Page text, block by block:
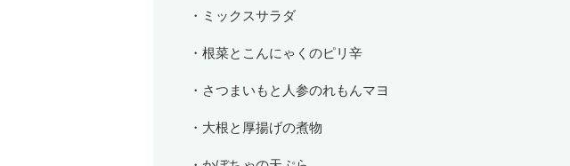
・ミックスサラダ
・根菜とこんにゃくのピリ辛
・さつまいもと人参のれもんマヨ
・大根と厚揚げの煮物